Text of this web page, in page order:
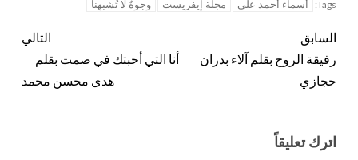
Tags: أسماء أحمد علي مجلة إيفريست وجوهٌ لا تُشبهنا
السابق
رفيقة الروح بقلم آلاء بدران
حجازي
التالي
أنا التي أحبتك في صمت بقلم
هدى محسن محمد
اترك تعليقاً